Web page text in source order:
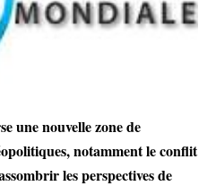
une nouvelle zone de
notamment le conflit
les perspectives de